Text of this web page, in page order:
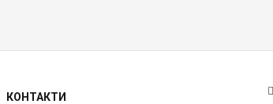
КОНТАКТИ